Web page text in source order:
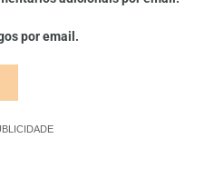
por email.